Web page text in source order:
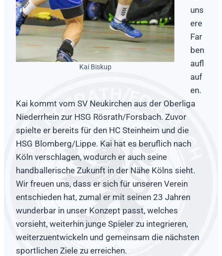
Kai Biskup
uns
ere
Far
ben
aufl
auf
en.
Kai kommt vom SV Neukirchen aus der Oberliga
Niederrhein zur HSG Rösrath/Forsbach. Zuvor
spielte er bereits für den HC Steinheim und die
HSG Blomberg/Lippe. Kai hat es beruflich nach
Köln verschlagen, wodurch er auch seine
handballerische Zukunft in der Nähe Kölns sieht.
Wir freuen uns, dass er sich für unseren Verein
entschieden hat, zumal er mit seinen 23 Jahren
wunderbar in unser Konzept passt, welches
vorsieht, weiterhin junge Spieler zu integrieren,
weiterzuentwickeln und gemeinsam die nächsten
sportlichen Ziele zu erreichen.